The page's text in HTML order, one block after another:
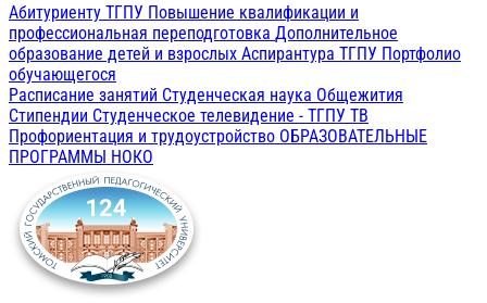
Абитуриенту ТГПУ Повышение квалификации и
профессиональная переподготовка Дополнительное
образование детей и взрослых Аспирантура ТГПУ Портфолио
обучающегося
Расписание занятий Студенческая наука Общежития
Стипендии Студенческое телевидение - ТГПУ ТВ
Профориентация и трудоустройство ОБРАЗОВАТЕЛЬНЫЕ
ПРОГРАММЫ НОКО